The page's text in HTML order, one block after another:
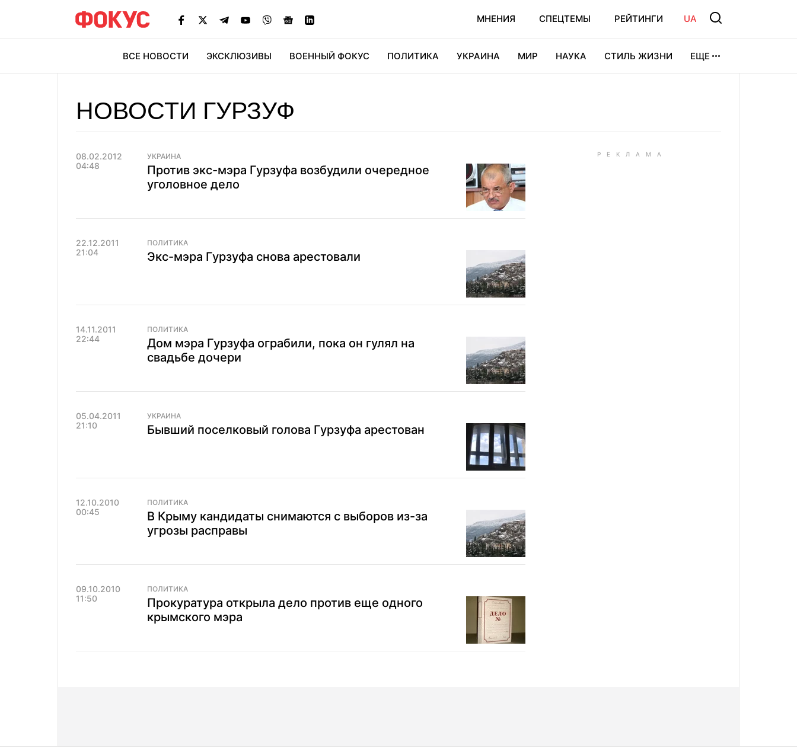
МНЕНИЯ СПЕЦТЕМЫ РЕЙТИНГИ UA
ВСЕ НОВОСТИ ЭКСКЛЮЗИВЫ ВОЕННЫЙ ФОКУС ПОЛИТИКА УКРАИНА МИР НАУКА СТИЛЬ ЖИЗНИ ЕЩЕ
НОВОСТИ ГУРЗУФ
08.02.2012
04:48
УКРАИНА
Против экс-мэра Гурзуфа возбудили очередное
уголовное дело
22.12.2011
21:04
ПОЛИТИКА
Экс-мэра Гурзуфа снова арестовали
14.11.2011
22:44
ПОЛИТИКА
Дом мэра Гурзуфа ограбили, пока он гулял на
свадьбе дочери
05.04.2011
21:10
УКРАИНА
Бывший поселковый голова Гурзуфа арестован
12.10.2010
00:45
ПОЛИТИКА
В Крыму кандидаты снимаются с выборов из-за
угрозы расправы
09.10.2010
11:50
ПОЛИТИКА
Прокуратура открыла дело против еще одного
крымского мэра